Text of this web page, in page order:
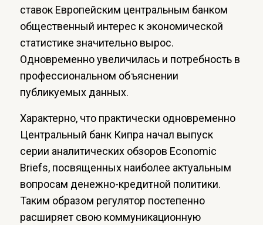
ставок Европейским центральным банком
общественный интерес к экономической
статистике значительно вырос.
Одновременно увеличилась и потребность в
профессиональном объяснении
публикуемых данных.
Характерно, что практически одновременно
Центральный банк Кипра начал выпуск
серии аналитических обзоров Economic
Briefs, посвященных наиболее актуальным
вопросам денежно-кредитной политики.
Таким образом регулятор постепенно
расширяет свою коммуникационную